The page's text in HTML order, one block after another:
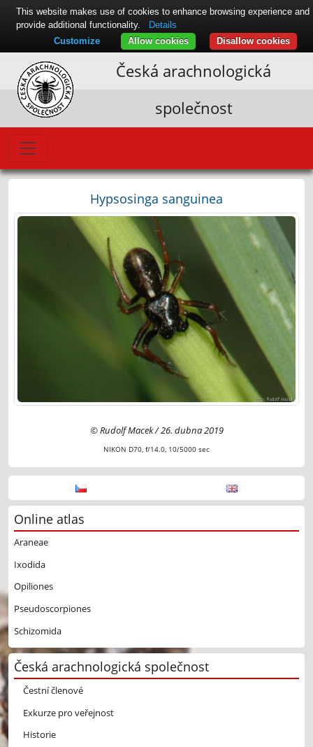
Česká arachnologická
společnost
Hypsosinga sanguinea
© Rudolf Macek / 26. dubna 2019
NIKON D70, f/14.0, 10/5000 sec
Online atlas
Araneae
Ixodida
Opiliones
Pseudoscorpiones
Schizomida
Česká arachnologická společnost
Čestní členové
Exkurze pro veřejnost
Historie
This website makes use of cookies to enhance browsing experience and
provide additional functionality.
Details
Disallow cookies
Allow cookies
Customize